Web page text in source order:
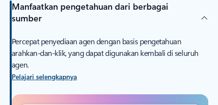
Manfaatkan pengetahuan dari berbagai
sumber
Percepat penyediaan agen dengan basis pengetahuan
arahkan-dan-klik, yang dapat digunakan kembali di seluruh
agen.
Pelajari selengkapnya